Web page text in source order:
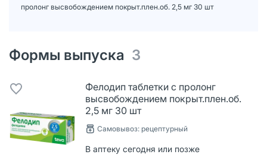
пролонг высвобождением покрыт.плен.об. 2,5 мг 30 шт
Формы выпуска 3
Фелодип таблетки с пролонг
высвобождением покрыт.плен.об.
2,5 мг 30 шт
Самовывоз: рецептурный
В аптеку сегодня или позже